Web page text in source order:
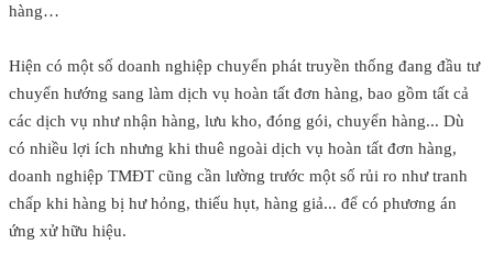
hàng…
Hiện có một số doanh nghiệp chuyển phát truyền thống đang đầu tư
chuyển hướng sang làm dịch vụ hoàn tất đơn hàng, bao gồm tất cả
các dịch vụ như nhận hàng, lưu kho, đóng gói, chuyển hàng... Dù
có nhiều lợi ích nhưng khi thuê ngoài dịch vụ hoàn tất đơn hàng,
doanh nghiệp TMĐT cũng cần lường trước một số rủi ro như tranh
chấp khi hàng bị hư hỏng, thiếu hụt, hàng giả... để có phương án
ứng xử hữu hiệu.